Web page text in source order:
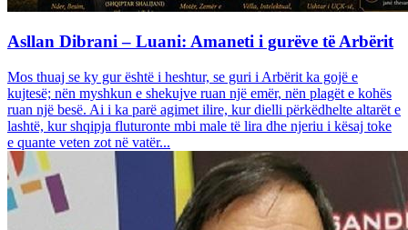
Asllan Dibrani – Luani: Amaneti i gurëve të Arbërit
Mos thuaj se ky gur është i heshtur, se guri i Arbërit ka gojë e
kujtesë; nën myshkun e shekujve ruan një emër, nën plagët e kohës
ruan një besë. Ai i ka parë agimet ilire, kur dielli përkëdhelte altarët e
lashtë, kur shqipja fluturonte mbi male të lira dhe njeriu i kësaj toke
e quante veten zot në vatër...